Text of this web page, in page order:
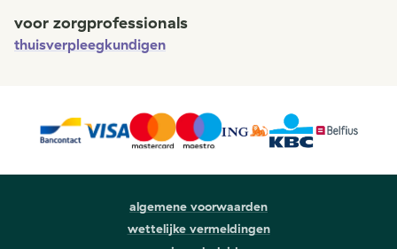
voor zorgprofessionals
thuisverpleegkundigen
algemene voorwaarden
wettelijke vermeldingen